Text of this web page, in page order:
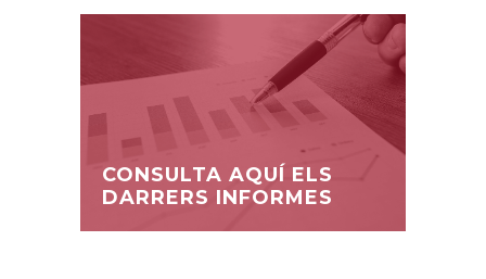
CONSULTA AQUÍ ELS
DARRERS INFORMES